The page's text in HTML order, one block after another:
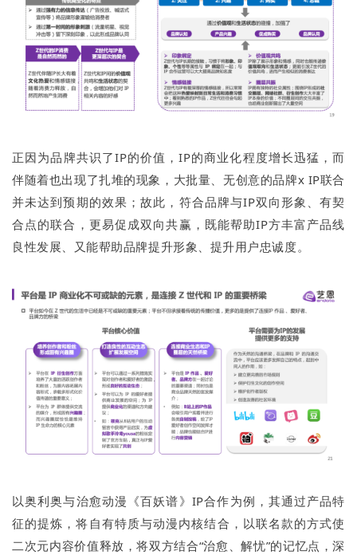
正因为品牌共识了IP的价值，IP的商业化程度增长迅猛，而
伴随着也出现了扎堆的现象，大批量、无创意的品牌x IP联合
并未达到预期的效果；故此，符合品牌与IP双向形象、有契
合点的联合，更易促成双向共赢，既能帮助IP方丰富产品线
良性发展、又能帮助品牌提升形象、提升用户忠诚度。
以奥利奥与治愈动漫《百妖谱》IP合作为例，其通过产品特
征的提炼，将自有特质与动漫内核结合，以联名款的方式使
二次元内容价值释放，将双方结合“治愈、解忧”的记忆点，深